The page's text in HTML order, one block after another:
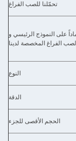
تحمّلنا للصب الفراغ
على النموذج الرئيسي و
النوع
الدقة
الحجم الأقصى للجزء